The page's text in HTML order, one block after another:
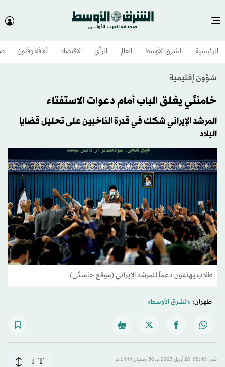
الرئيسية الشرق الأوسط​ العالم الرأي الاقتصاد ثقافة وفنون
شؤون إقليمية
خامنئي يغلق الباب أمام دعوات الاستفتاء
المرشد الإيراني شكك في قدرة الناخبين على تحليل قضايا
البلاد
طلاب يهتفون دعماً للمرشد الإيراني (موقع خامنئي)
طهران:«الشرق الأوسط»
نُشر: 05:40-20 أبريل 2023 م ـ 30 رَمضان 1444 هـ T
T